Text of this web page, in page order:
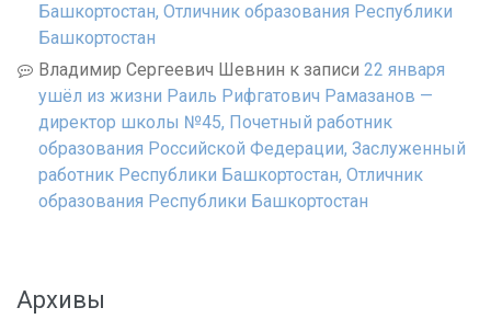
Башкортостан, Отличник образования Республики
Башкортостан
Владимир Сергеевич Шевнин к записи 22 января
ушёл из жизни Раиль Рифгатович Рамазанов —
директор школы №45, Почетный работник
образования Российской Федерации, Заслуженный
работник Республики Башкортостан, Отличник
образования Республики Башкортостан
Архивы